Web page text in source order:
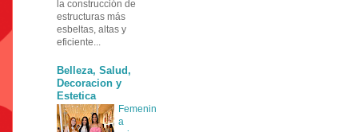
la construcción de
estructuras más
esbeltas, altas y
eficiente...
Belleza, Salud,
Decoracion y
Estetica
Femenin
a